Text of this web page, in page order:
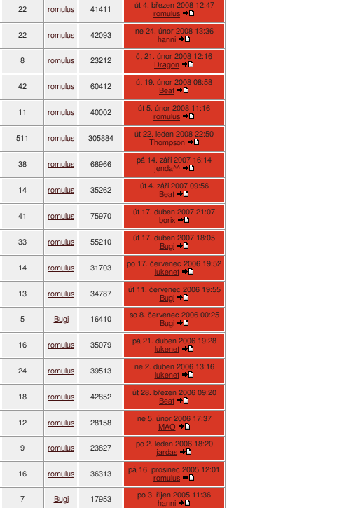
22 romulus 41411
út 4. březen 2008 12:47
romulus
22 romulus 42093
ne 24. únor 2008 13:36
hanni
8 romulus 23212
čt 21. únor 2008 12:16
Dragon
42 romulus 60412
út 19. únor 2008 08:58
Beat
11 romulus 40002
út 5. únor 2008 11:16
romulus
511 romulus 305884
út 22. leden 2008 22:50
Thompson
38 romulus 68966
pá 14. září 2007 16:14
jenda^^
14 romulus 35262
út 4. září 2007 09:56
Beat
41 romulus 75970
út 17. duben 2007 21:07
borix
33 romulus 55210
út 17. duben 2007 18:05
Bugi
14 romulus 31703
po 17. červenec 2006 19:52
lukenet
13 romulus 34787
út 11. červenec 2006 19:55
Bugi
5 Bugi 16410
so 8. červenec 2006 00:25
Bugi
16 romulus 35079
pá 21. duben 2006 19:28
lukenet
24 romulus 39513
ne 2. duben 2006 13:16
lukenet
18 romulus 42852
út 28. březen 2006 09:20
Beat
12 romulus 28158
ne 5. únor 2006 17:37
MAO
9 romulus 23827
po 2. leden 2006 18:20
jardas
16 romulus 36313
pá 16. prosinec 2005 12:01
romulus
7 Bugi 17953
po 3. říjen 2005 11:36
hanni